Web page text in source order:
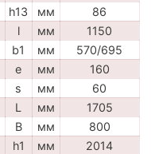
h13 мм
86
l мм
1150
b1 мм
570/695
e мм
160
s мм
60
L мм
1705
B мм
800
h1 мм
2014